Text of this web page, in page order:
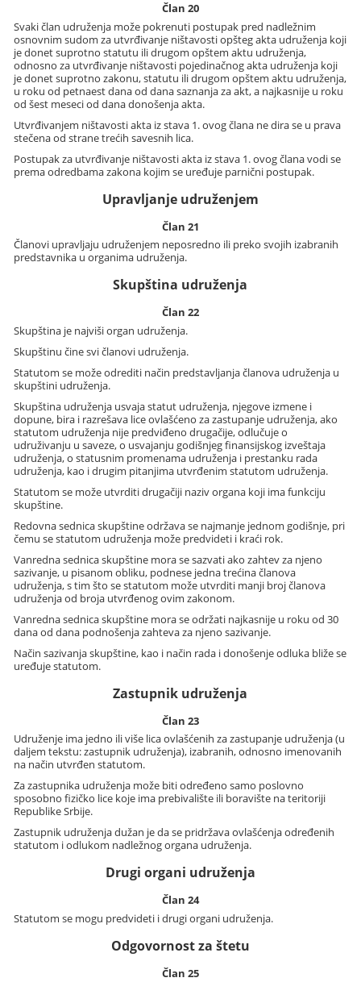
Član 20
Svaki član udruženja može pokrenuti postupak pred nadležnim
osnovnim sudom za utvrđivanje ništavosti opšteg akta udruženja koji
je donet suprotno statutu ili drugom opštem aktu udruženja,
odnosno za utvrđivanje ništavosti pojedinačnog akta udruženja koji
je donet suprotno zakonu, statutu ili drugom opštem aktu udruženja,
u roku od petnaest dana od dana saznanja za akt, a najkasnije u roku
od šest meseci od dana donošenja akta.
Utvrđivanjem ništavosti akta iz stava 1. ovog člana ne dira se u prava
stečena od strane trećih savesnih lica.
Postupak za utvrđivanje ništavosti akta iz stava 1. ovog člana vodi se
prema odredbama zakona kojim se uređuje parnični postupak.
Upravljanje udruženjem
Član 21
Članovi upravljaju udruženjem neposredno ili preko svojih izabranih
predstavnika u organima udruženja.
Skupština udruženja
Član 22
Skupština je najviši organ udruženja.
Skupštinu čine svi članovi udruženja.
Statutom se može odrediti način predstavljanja članova udruženja u
skupštini udruženja.
Skupština udruženja usvaja statut udruženja, njegove izmene i
dopune, bira i razrešava lice ovlašćeno za zastupanje udruženja, ako
statutom udruženja nije predviđeno drugačije, odlučuje o
udruživanju u saveze, o usvajanju godišnjeg finansijskog izveštaja
udruženja, o statusnim promenama udruženja i prestanku rada
udruženja, kao i drugim pitanjima utvrđenim statutom udruženja.
Statutom se može utvrditi drugačiji naziv organa koji ima funkciju
skupštine.
Redovna sednica skupštine održava se najmanje jednom godišnje, pri
čemu se statutom udruženja može predvideti i kraći rok.
Vanredna sednica skupštine mora se sazvati ako zahtev za njeno
sazivanje, u pisanom obliku, podnese jedna trećina članova
udruženja, s tim što se statutom može utvrditi manji broj članova
udruženja od broja utvrđenog ovim zakonom.
Vanredna sednica skupštine mora se održati najkasnije u roku od 30
dana od dana podnošenja zahteva za njeno sazivanje.
Način sazivanja skupštine, kao i način rada i donošenje odluka bliže se
uređuje statutom.
Zastupnik udruženja
Član 23
Udruženje ima jedno ili više lica ovlašćenih za zastupanje udruženja (u
daljem tekstu: zastupnik udruženja), izabranih, odnosno imenovanih
na način utvrđen statutom.
Za zastupnika udruženja može biti određeno samo poslovno
sposobno fizičko lice koje ima prebivalište ili boravište na teritoriji
Republike Srbije.
Zastupnik udruženja dužan je da se pridržava ovlašćenja određenih
statutom i odlukom nadležnog organa udruženja.
Drugi organi udruženja
Član 24
Statutom se mogu predvideti i drugi organi udruženja.
Odgovornost za štetu
Član 25